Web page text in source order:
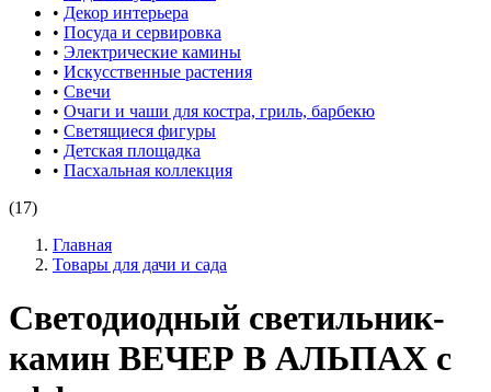
• Декор интерьера
• Посуда и сервировка
• Электрические камины
• Искусственные растения
• Свечи
• Очаги и чаши для костра, гриль, барбекю
• Светящиеся фигуры
• Детская площадка
• Пасхальная коллекция
(17)
Главная
Товары для дачи и сада
Светодиодный светильник-
камин ВЕЧЕР В АЛЬПАХ с